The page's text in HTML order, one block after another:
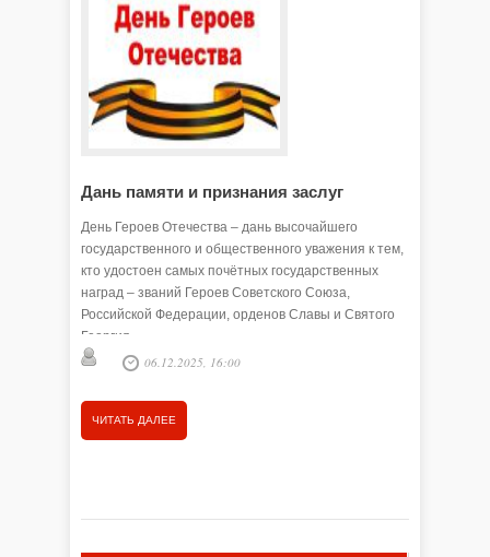
Дань памяти и признания заслуг
День Героев Отечества – дань высочайшего
государственного и общественного уважения к тем,
кто удостоен самых почётных государственных
наград – званий Героев Советского Союза,
Российской Федерации, орденов Славы и Святого
Георгия.
06.12.2025, 16:00
ЧИТАТЬ ДАЛЕЕ